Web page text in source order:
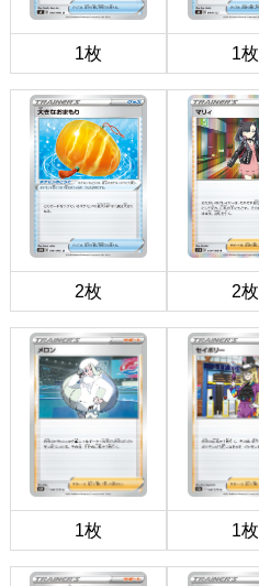
1枚 1枚
2枚 2枚
1枚 1枚